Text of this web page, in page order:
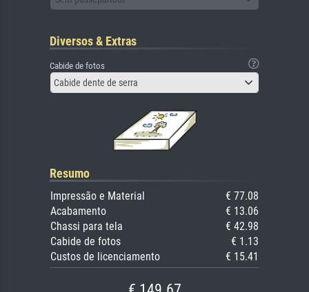
Diversos & Extras
Cabide de fotos
Cabide dente de serra
Resumo
Impressão e Material
€ 77.08
Acabamento
€ 13.06
Chassi para tela
€ 42.98
Cabide de fotos
€ 1.13
Custos de licenciamento
€ 15.41